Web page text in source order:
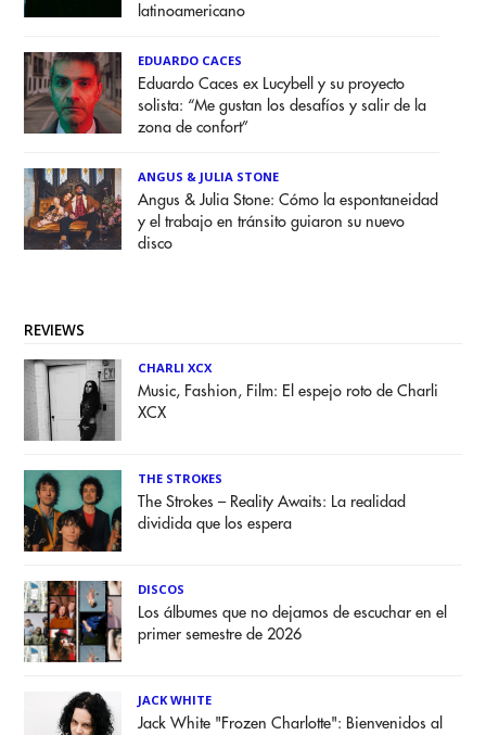
latinoamericano
EDUARDO CACES
Eduardo Caces ex Lucybell y su proyecto
solista: “Me gustan los desafíos y salir de la
zona de confort”
ANGUS & JULIA STONE
Angus & Julia Stone: Cómo la espontaneidad
y el trabajo en tránsito guiaron su nuevo
disco
REVIEWS
CHARLI XCX
Music, Fashion, Film: El espejo roto de Charli
XCX
THE STROKES
The Strokes – Reality Awaits: La realidad
dividida que los espera
DISCOS
Los álbumes que no dejamos de escuchar en el
primer semestre de 2026
JACK WHITE
Jack White "Frozen Charlotte": Bienvenidos al